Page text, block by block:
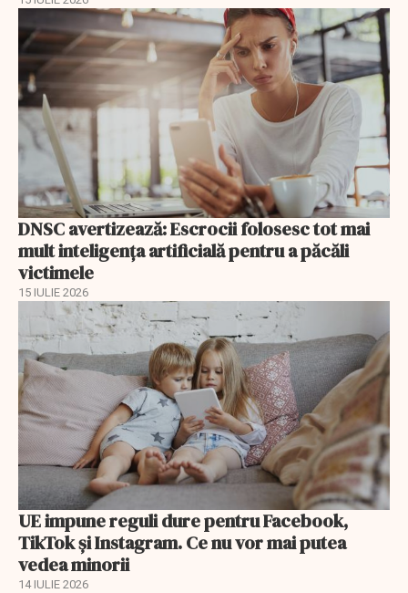
DNSC avertizează: Escrocii folosesc tot mai
mult inteligența artificială pentru a păcăli
victimele
15 IULIE 2026
UE impune reguli dure pentru Facebook,
TikTok și Instagram. Ce nu vor mai putea
vedea minorii
14 IULIE 2026